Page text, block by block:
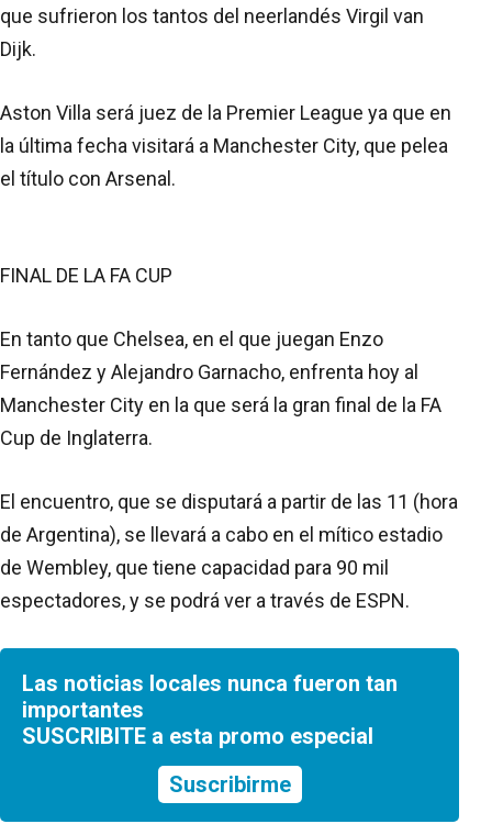
que sufrieron los tantos del neerlandés Virgil van
Dijk.
Aston Villa será juez de la Premier League ya que en
la última fecha visitará a Manchester City, que pelea
el título con Arsenal.
FINAL DE LA FA CUP
En tanto que Chelsea, en el que juegan Enzo
Fernández y Alejandro Garnacho, enfrenta hoy al
Manchester City en la que será la gran final de la FA
Cup de Inglaterra.
El encuentro, que se disputará a partir de las 11 (hora
de Argentina), se llevará a cabo en el mítico estadio
de Wembley, que tiene capacidad para 90 mil
espectadores, y se podrá ver a través de ESPN.
Las noticias locales nunca fueron tan
importantes
SUSCRIBITE a esta promo especial
Suscribirme